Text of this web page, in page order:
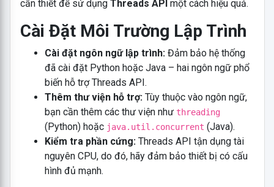
cần thiết để sử dụng Threads API một cách hiệu quả.
Cài Đặt Môi Trường Lập Trình
Cài đặt ngôn ngữ lập trình:Đảm bảo hệ thống
đã cài đặt Python hoặc Java – hai ngôn ngữ phổ
biến hỗ trợ Threads API.
Thêm thư viện hỗ trợ:Tùy thuộc vào ngôn ngữ,
bạn cần thêm các thư viện như threading
(Python) hoặc java.util.concurrent (Java).
Kiểm tra phần cứng:Threads API tận dụng tài
nguyên CPU, do đó, hãy đảm bảo thiết bị có cấu
hình đủ mạnh.